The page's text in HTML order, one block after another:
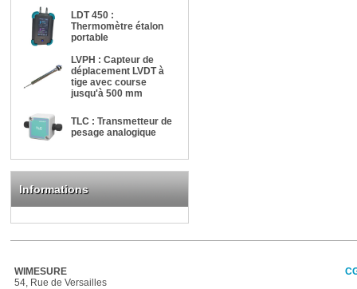
LDT 450 :
Thermomètre étalon
portable
LVPH : Capteur de
déplacement LVDT à
tige avec course
jusqu'à 500 mm
TLC : Transmetteur de
pesage analogique
Informations
WIMESURE
54, Rue de Versailles